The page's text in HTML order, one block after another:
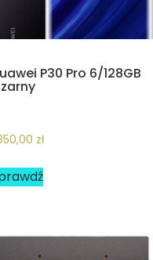
P30 Pro 6/128GB
zł